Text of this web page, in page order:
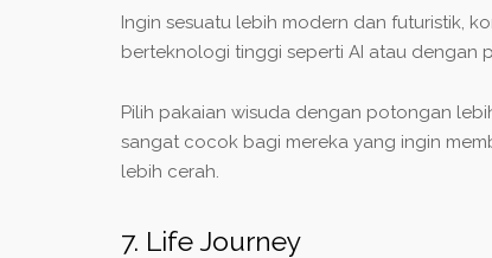
Ingin sesuatu lebih modern dan futuristik,
berteknologi tinggi seperti AI atau dengan
Pilih pakaian wisuda dengan potongan
sangat cocok bagi mereka yang ingin
lebih cerah.
7. Life Journey